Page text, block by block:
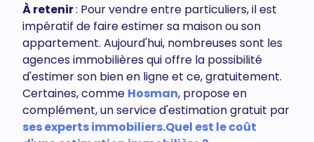
À retenir: Pour vendre entre particuliers, il est
impératif de faire estimer sa maison ou son
appartement. Aujourd'hui, nombreuses sont les
agences immobilières qui offre la possibilité
d'estimer son bien en ligne et ce, gratuitement.
Certaines, comme Hosman, propose en
complément, un service d'estimation gratuit par
ses experts immobiliers.Quel est le coût